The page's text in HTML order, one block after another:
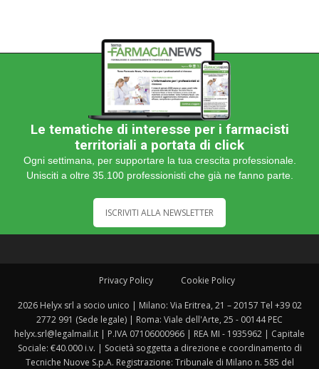
Le tematiche di interesse per i farmacisti
territoriali a portata di click
Ogni settimana, per supportare la tua crescita professionale.
Unisciti a oltre 35.100 professionisti che già ne fanno parte.
ISCRIVITI ALLA NEWSLETTER
Privacy Policy Cookie Policy
2026 Helyx srl a socio unico | Milano: Via Eritrea, 21 – 20157 Tel +39 02
2772 991 (Sede legale) | Roma: Viale dell'Arte, 25 - 00144 PEC
helyx.srl@legalmail.it | P.IVA 07106000966 | REA MI - 1935962 | Capitale
Sociale: €40.000 i.v. | Società soggetta a direzione e coordinamento di
Tecniche Nuove S.p.A. Registrazione: Tribunale di Milano n. 585 del